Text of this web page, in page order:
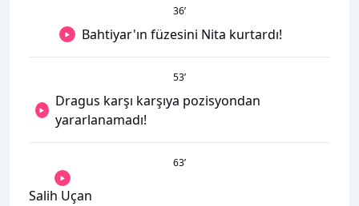
36’
Bahtiyar'ın füzesini Nita kurtardı!
53’
Dragus karşı karşıya pozisyondan
yararlanamadı!
63’
Salih Uçan